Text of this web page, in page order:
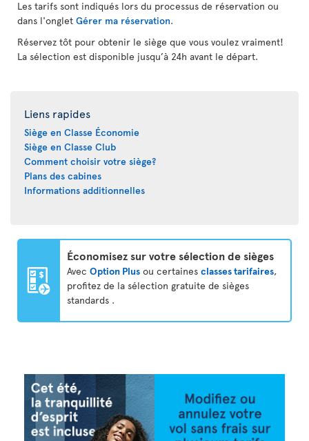
Les tarifs sont indiqués lors du processus de réservation ou
dans l'onglet Gérer ma réservation.
Réservez tôt pour obtenir le siège que vous voulez vraiment!
La sélection est disponible jusqu’à 24h avant le départ.
Liens rapides
Siège en Classe Économie
Siège en Classe Club
Comment choisir votre siège?
Plans des cabines
Informations additionnelles
Économisez sur votre sélection de sièges
Avec Option Plus ou certaines classes tarifaires,
profitez de la sélection gratuite de sièges
standards .